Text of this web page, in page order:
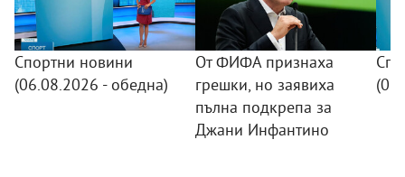
Спортни новини
(06.08.2026 - обедна)
От ФИФА признаха
грешки, но заявиха
пълна подкрепа за
Джани Инфантино